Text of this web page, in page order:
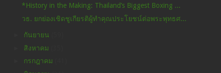
*History in the Making: Thailand’s Biggest Boxing ...
วธ. ยกย่องเชิดชูเกียรติผู้ทำคุณประโยชน์ต่อพระพุทธศ...
กันยายน
สิงหาคม
กรกฎาคม